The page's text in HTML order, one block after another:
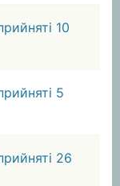
10
5
26